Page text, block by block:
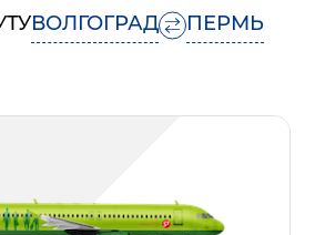
ВОЛГОГРАД ПЕРМЬ